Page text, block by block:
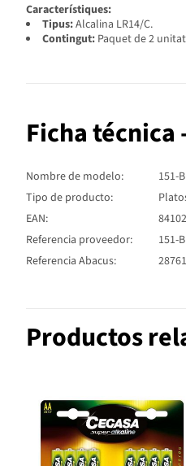
Característiques:
Tipus:Alcalina LR14/C.
Contingut: Paquet de 2
Ficha técnica
Nombre de modelo:
151-
Tipo de producto:
EAN:
Referencia proveedor:
151-
Referencia Abacus:
Productos